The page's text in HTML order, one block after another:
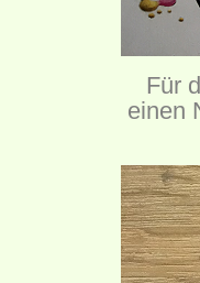
Für
einen